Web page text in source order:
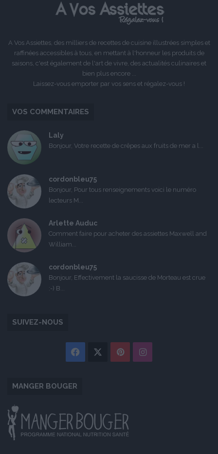
A Vos Assiettes, des milliers de recettes de cuisine illustrées simples et
raffinées accessibles à tous, en mettant à l'honneur les produits de
saisons, c'est également de l'art de vivre, des actualités culinaires et
bien plus encore ...
Laissez-vous emporter par vos sens et régalez-vous !
VOS COMMENTAIRES
Laly
Bonjour, Votre recette de crêpes aux fruits de mer a l...
cordonbleu75
Bonjour, Pour tous renseignements voici le numéro
lecteurs M...
Arlette Auduc
Comment faire pour acheter des assiettes Maxwell and
William...
cordonbleu75
Bonjour, Effectivement la saucisse de Morteau est crue
:-) B...
SUIVEZ-NOUS
Facebook PinterestInstagram
MANGER BOUGER